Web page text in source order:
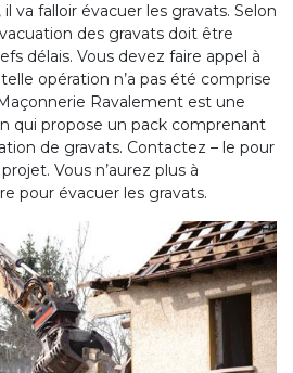
va falloir évacuer les gravats. Selon
des gravats doit être
délais. Vous devez faire appel à
opération n’a pas été comprise
Ravalement est une
qui propose un pack comprenant
de gravats. Contactez – le pour
Vous n’aurez plus à
pour évacuer les gravats.